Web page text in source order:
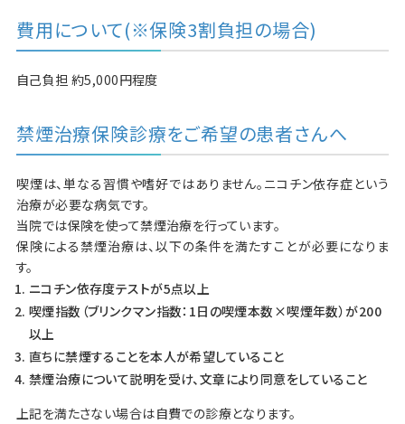
費用について(※保険3割負担の場合)
自己負担 約5,000円程度
禁煙治療保険診療をご希望の患者さんへ
喫煙は、単なる習慣や嗜好ではありません。ニコチン依存症という
治療が必要な病気です。
当院では保険を使って禁煙治療を行っています。
保険による禁煙治療は、以下の条件を満たすことが必要になりま
す。
ニコチン依存度テストが5点以上
喫煙指数（ブリンクマン指数：1日の喫煙本数×喫煙年数）が200
以上
直ちに禁煙することを本人が希望していること
禁煙治療について説明を受け、文章により同意をしていること
上記を満たさない場合は自費での診療となります。